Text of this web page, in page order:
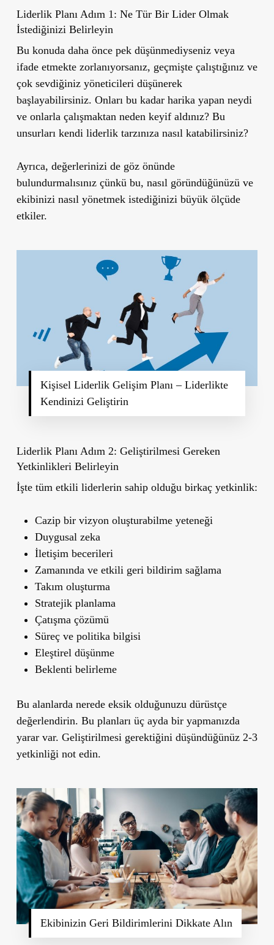
Liderlik Planı Adım 1: Ne Tür Bir Lider Olmak
İstediğinizi Belirleyin
Bu konuda daha önce pek düşünmediyseniz veya
ifade etmekte zorlanıyorsanız, geçmişte çalıştığınız ve
çok sevdiğiniz yöneticileri düşünerek
başlayabilirsiniz. Onları bu kadar harika yapan neydi
ve onlarla çalışmaktan neden keyif aldınız? Bu
unsurları kendi liderlik tarzınıza nasıl katabilirsiniz?
Ayrıca, değerlerinizi de göz önünde
bulundurmalısınız çünkü bu, nasıl göründüğünüzü ve
ekibinizi nasıl yönetmek istediğinizi büyük ölçüde
etkiler.
Kişisel Liderlik Gelişim Planı – Liderlikte
Kendinizi Geliştirin
Liderlik Planı Adım 2: Geliştirilmesi Gereken
Yetkinlikleri Belirleyin
İşte tüm etkili liderlerin sahip olduğu birkaç yetkinlik:
Cazip bir vizyon oluşturabilme yeteneği
Duygusal zeka
İletişim becerileri
Zamanında ve etkili geri bildirim sağlama
Takım oluşturma
Stratejik planlama
Çatışma çözümü
Süreç ve politika bilgisi
Eleştirel düşünme
Beklenti belirleme
Bu alanlarda nerede eksik olduğunuzu dürüstçe
değerlendirin. Bu planları üç ayda bir yapmanızda
yarar var. Geliştirilmesi gerektiğini düşündüğünüz 2-3
yetkinliği not edin.
Ekibinizin Geri Bildirimlerini Dikkate Alın